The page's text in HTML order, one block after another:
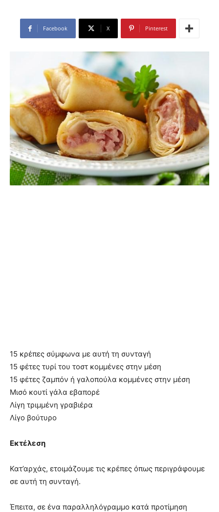
Facebook X Pinterest
15 κρέπες σύμφωνα με αυτή τη συνταγή
15 φέτες τυρί του τοστ κομμένες στην μέση
15 φέτες ζαμπόν ή γαλοπούλα κομμένες στην μέση
Μισό κουτί γάλα εβαπορέ
Λίγη τριμμένη γραβιέρα
Λίγο βούτυρο
Εκτέλεση
Κατ’αρχάς, ετοιμάζουμε τις κρέπες όπως περιγράφουμε
σε αυτή τη συνταγή.
Έπειτα, σε ένα παραλληλόγραμμο κατά προτίμηση